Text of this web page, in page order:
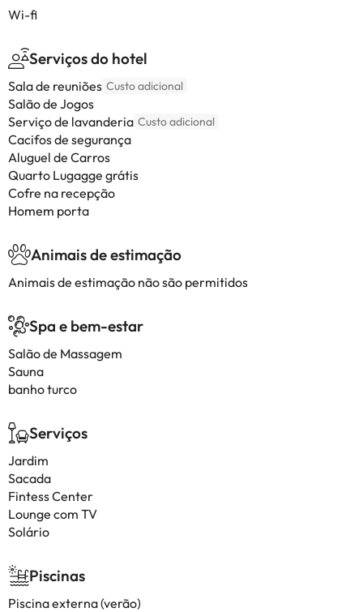
Wi-fi
Serviços do hotel
Sala de reuniões Custo adicional
Salão de Jogos
Serviço de lavanderia Custo adicional
Cacifos de segurança
Aluguel de Carros
Quarto Lugagge grátis
Cofre na recepção
Homem porta
Animais de estimação
Animais de estimação não são permitidos
Spa e bem-estar
Salão de Massagem
Sauna
banho turco
Serviços
Jardim
Sacada
Fintess Center
Lounge com TV
Solário
Piscinas
Piscina externa (verão)